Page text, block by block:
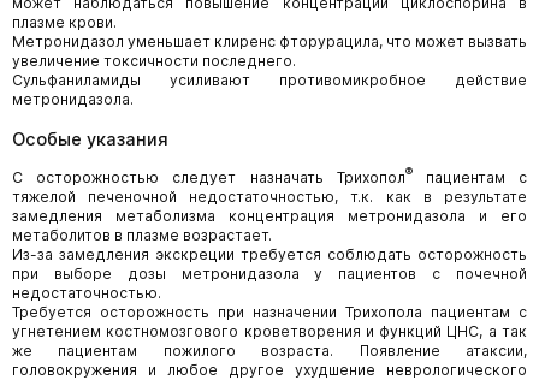
плазме крови.
Метронидазол уменьшает клиренс фторурацила, что может вызвать
увеличение токсичности последнего.
Сульфаниламиды усиливают противомикробное действие
метронидазола.
Особые указания
С осторожностью следует назначать Трихопол®пациентам с
тяжелой печеночной недостаточностью, т.к. как в результате
замедления метаболизма концентрация метронидазола и его
метаболитов в плазме возрастает.
Из-за замедления экскреции требуется соблюдать осторожность
при выборе дозы метронидазола у пациентов с почечной
недостаточностью.
Требуется осторожность при назначении Трихопола пациентам с
угнетением костномозгового кроветворения и функций ЦНС, а так
же пациентам пожилого возраста. Появление атаксии,
головокружения и любое другое ухудшение неврологического